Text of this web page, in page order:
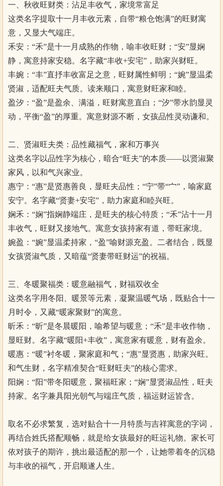
一、秋收旺财类：沾足丰收气，家境常富足
这类名字提取十一月丰收元素，自带“粮仓饱满”的旺财寓
意，又显大气端庄。
禾安：“禾”是十一月成熟的作物，喻丰收旺财；“安”显娴
静，寓意持家安稳。名字藏“丰收+安宅”，助家兴财旺。
丰婉：“丰”直抒丰收富足之意，旺财属性鲜明；“婉”显温柔
贤淑，适配旺夫气质。读来顺口，寓意财旺家和睦。
盈汐：“盈”是盈余、满溢，旺财寓意直白；“汐”带水韵显灵
动，平衡“盈”的厚重。寓意财源不断，女孩品性灵动谦和。
二、贤淑旺夫类：品性藏福气，家和万事兴
这类名字以品性字为核心，暗合“旺夫”的本质——以贤淑聚
家风，以和气兴家业。
惠宁：“惠”是贤惠善良，显旺夫品性；“宁”带“宀”，喻家庭
安宁。名字藏“贤妻+安宅”，助力家庭和睦兴旺。
娴禾：“娴”指娴静端庄，是旺夫的核心特质；“禾”沾十一月
丰收气，旺财又接地气。寓意女孩持家有道，带旺家境。
婉盈：“婉”显温柔持家，“盈”喻财源充盈。二者结合，既显
女孩贤淑气质，又暗蕴“贤妻带旺财运”的祝福。
三、冬暖聚福类：暖意融福气，财福双收全
这类名字用冬阳、暖景等元素，凝聚温暖气场，既贴合十一
月时令，又藏“暖家聚财”的寓意。
昕禾：“昕”是冬晨暖阳，喻希望与暖意；“禾”是丰收作物，
显旺财。名字藏“暖阳+丰收”，寓意家有暖意，财有盈余。
暖惠：“暖”衬冬暖，聚家庭和气；“惠”显贤惠，助家兴旺。
和气生财，名字精准契合“旺财旺夫”的核心需求。
阳娴：“阳”带冬阳暖意，聚福旺家；“娴”显贤淑品性，旺夫
持家。名字兼具阳光朝气与端庄气质，福运财运皆含。
取名不必求繁复，选对贴合十一月特质与吉祥寓意的字词，
再结合姓氏搭配顺畅，就是给女孩最好的旺运礼物。家长可
依对孩子的期许，挑出最适配的那一个，让她带着冬的沉稳
与丰收的福气，开启顺遂人生。